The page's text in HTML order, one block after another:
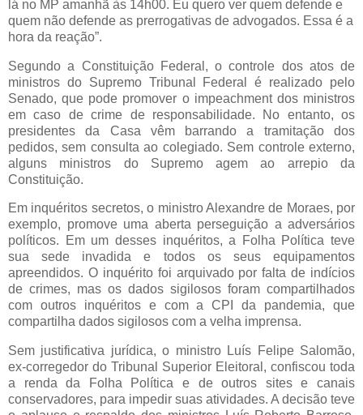
lá no MP amanhã às 14h00. Eu quero ver quem defende e
quem não defende as prerrogativas de advogados. Essa é a
hora da reação”.
Segundo a Constituição Federal, o controle dos atos de
ministros do Supremo Tribunal Federal é realizado pelo
Senado, que pode promover o impeachment dos ministros
em caso de crime de responsabilidade. No entanto, os
presidentes da Casa vêm barrando a tramitação dos
pedidos, sem consulta ao colegiado. Sem controle externo,
alguns ministros do Supremo agem ao arrepio da
Constituição.
Em inquéritos secretos, o ministro Alexandre de Moraes, por
exemplo, promove uma aberta perseguição a adversários
políticos. Em um desses inquéritos, a Folha Política teve
sua sede invadida e todos os seus equipamentos
apreendidos. O inquérito foi arquivado por falta de indícios
de crimes, mas os dados sigilosos foram compartilhados
com outros inquéritos e com a CPI da pandemia, que
compartilha dados sigilosos com a velha imprensa.
Sem justificativa jurídica, o ministro Luís Felipe Salomão,
ex-corregedor do Tribunal Superior Eleitoral, confiscou toda
a renda da Folha Política e de outros sites e canais
conservadores, para impedir suas atividades. A decisão teve